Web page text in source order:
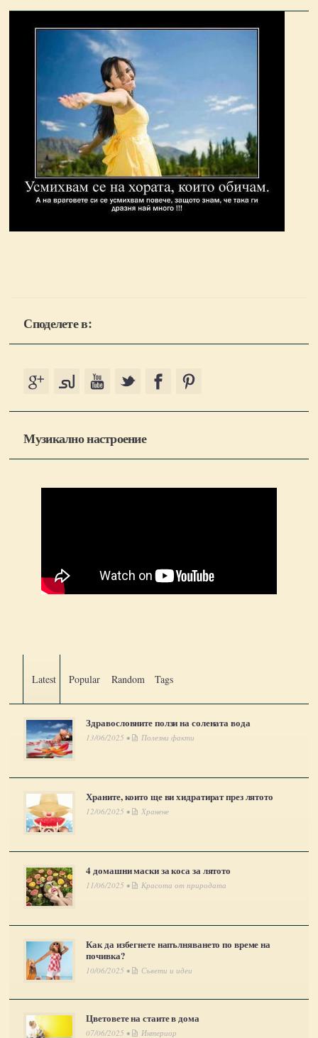
Споделете в:
Музикално настроение
Latest Popular Random Tags
Здравословните ползи на солената вода
13/06/2025 • Полезни факти
Храните, които ще ви хидратират през лятото
12/06/2025 • Хранене
4 домашни маски за коса за лятото
11/06/2025 • Красота от природата
Как да избегнете напълняването по време на
почивка?
10/06/2025 • Съвети и идеи
Цветовете на стаите в дома
07/06/2025 • Интериор